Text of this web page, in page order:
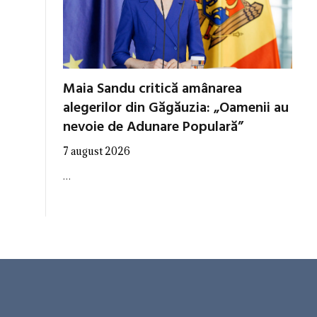
Maia Sandu critică amânarea
alegerilor din Găgăuzia: „Oamenii au
nevoie de Adunare Populară”
7 august 2026
…